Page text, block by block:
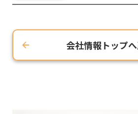
会社情報トップ